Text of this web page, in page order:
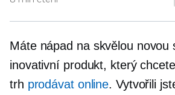
Máte nápad na skvělou novou
inovativní produkt, který
trh prodávat online. Vytvořili